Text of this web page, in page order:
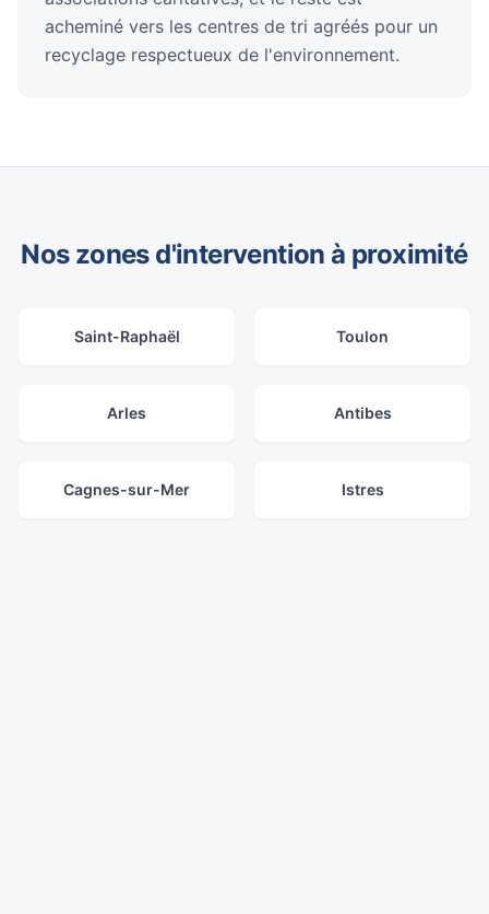
acheminé vers les centres de tri agréés pour un
recyclage respectueux de l'environnement.
Nos zones d'intervention à proximité
Saint-Raphaël Toulon
Arles Antibes
Cagnes-sur-Mer Istres